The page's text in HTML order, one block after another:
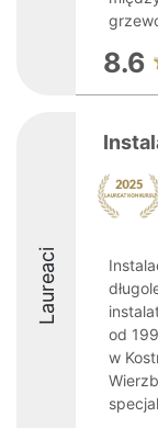
8.6
Laureaci
od
w